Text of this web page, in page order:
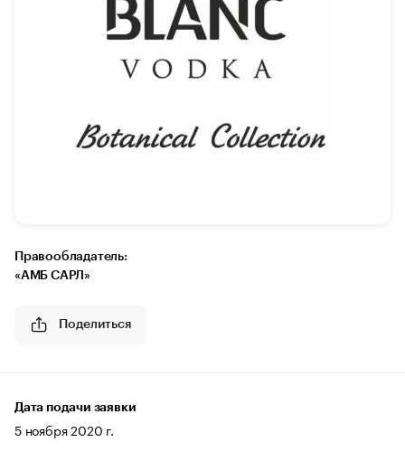
Правообладатель:
«АМБ САРЛ»
Поделиться
Дата подачи заявки
5 ноября 2020 г.